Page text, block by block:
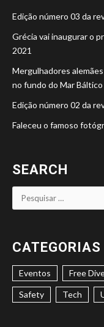
Edição número 03 da
Grécia vai inaugurar o
2021
Mergulhadores
no fundo do Mar Báltico
Edição número 02 da
Faleceu o famoso
SEARCH
Pesquisar
por:
CATEGORIAS
Eventos Free
Safety Tech